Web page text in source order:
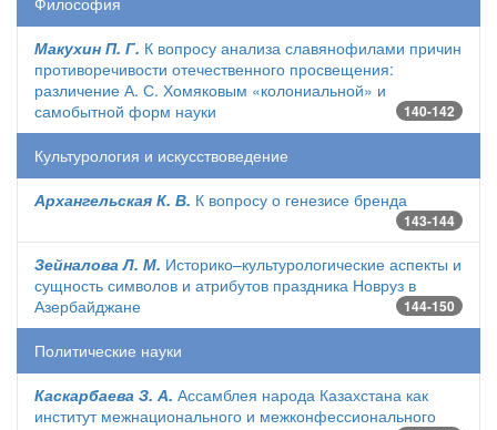
Макухин П. Г. К вопросу анализа славянофилами причин
противоречивости отечественного просвещения:
различение А. С. Хомяковым «колониальной» и
самобытной форм науки
140-142
Культурология и искусствоведение
Архангельская К. В. К вопросу о генезисе бренда
143-144
Зейналова Л. М. Историко–культурологические аспекты и
сущность символов и атрибутов праздника Новруз в
Азербайджане
144-150
Политические науки
Каскарбаева З. А. Ассамблея народа Казахстана как
институт межнационального и межконфессионального